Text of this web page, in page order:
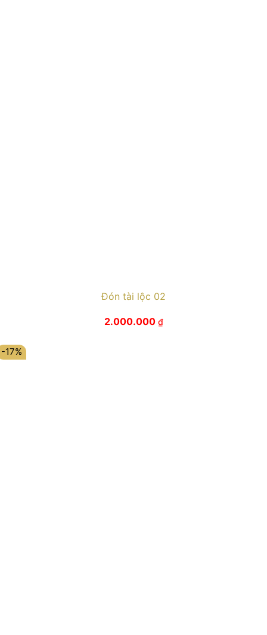
Đón tài lộc 02
2.000.000 ₫
-17%